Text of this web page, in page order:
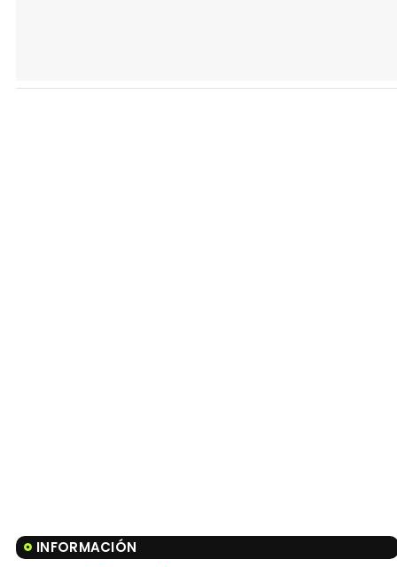
INFORMACIÓN